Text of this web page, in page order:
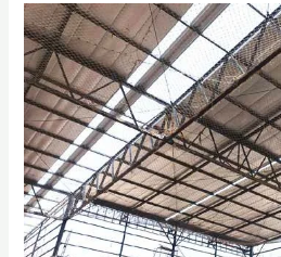
Borongan
Atap
Galvalum
Dengan
Peredam
Surabaya